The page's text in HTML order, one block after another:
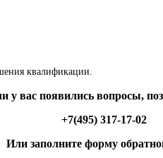
квалификации.
у вас появились вопросы,
+7(495) 317-17-02
Или заполните форму